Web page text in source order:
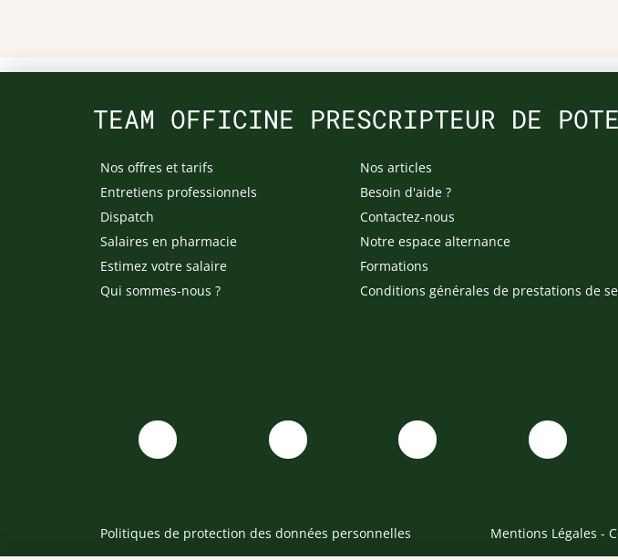
TEAM OFFICINE PRESCRIPTEUR DE
Nos offres et tarifs
Entretiens professionnels
Dispatch
Salaires en pharmacie
Estimez votre salaire
Qui sommes-nous ?
Nos articles
Besoin d'aide ?
Contactez-nous
Notre espace alternance
Formations
Conditions générales de prestations de
Politiques de protection des données personnelles Mentions Légales -